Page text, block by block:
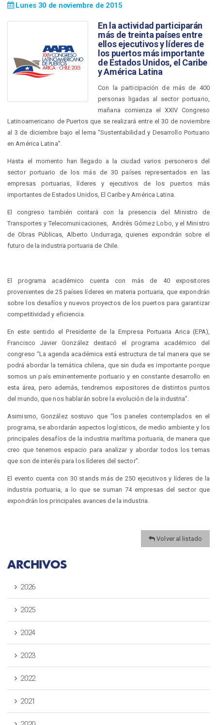
Lunes 30 de noviembre de 2015
En la actividad participarán
más de treinta países entre
ellos ejecutivos y líderes de
los puertos más importante
de Estados Unidos, el Caribe
y América Latina
Con la participación de más de 400
personas ligadas al sector portuario,
mañana comienza el XXIV Congreso
Latinoamericano de Puertos que se realizará entre el 30 de noviembre
al 3 de diciembre bajo el lema “Sustentabilidad y Desarrollo Portuario
en América Latina”.
Hasta el momento han llegado a la ciudad varios personeros del
sector portuario de los más de 30 países representados en las
empresas portuarias, líderes y ejecutivos de los puertos más
importantes de Estados Unidos, El Caribe y América Latina.
El congreso también contará con la presencia del Ministro de
Transportes y Telecomunicaciones, Andrés Gómez Lobo, y el Ministro
de Obras Públicas, Alberto Undurraga, quienes expondrán sobre el
futuro de la industria portuaria de Chile.
El programa académico cuenta con más de 40 expositores
provenientes de 25 países líderes en materia portuaria, que expondrán
sobre los desafíos y nuevos proyectos de los puertos para garantizar
competitividad y eficiencia.
En este sentido el Presidente de la Empresa Portuaria Arica (EPA),
Francisco Javier González destacó el programa académico del
congreso “La agenda académica está estructura de tal manera que se
podrá abordar la temática chilena, que sin duda es importante porque
somos un país eminentemente portuario y en constante desarrollo en
esta área, pero además, tendremos expositores de distintos puntos
del mundo, que nos hablarán sobre la evolución de la industria”.
Asimismo, González sostuvo que “los paneles contemplados en el
programa, se abordarán aspectos logísticos, de medio ambiente y los
principales desafíos de la industria marítima portuaria, de manera que
creo que tenemos espacio para analizar y abordar todos los temas
que son de interés para los líderes del sector”.
El evento cuenta con 30 stands más de 250 ejecutivos y líderes de la
industria portuaria, a lo que se suman 74 empresas del sector que
expondrán los principales avances de la industria.
Volver al listado
ARCHIVOS
2026
2025
2024
2023
2022
2021